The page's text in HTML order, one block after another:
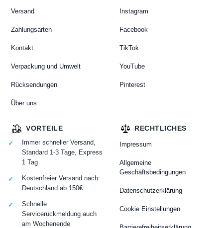
Versand
Zahlungsarten
Kontakt
Verpackung und Umwelt
Rücksendungen
Über uns
Instagram
Facebook
TikTok
YouTube
Pinterest
RECHTLICHES
Impressum
Allgemeine
Geschäftsbedingungen
Datenschutzerklärung
Cookie Einstellungen
VORTEILE
Immer schneller Versand,
Standard 1-3 Tage, Express
1 Tag
Kostenfreier Versand nach
Deutschland ab 150€
Schnelle
Servicerückmeldung auch
am Wochenende